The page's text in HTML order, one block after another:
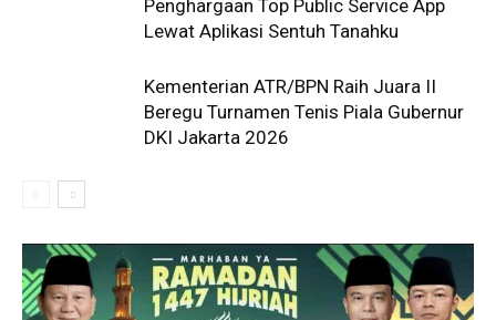
Penghargaan Top Public Service App
Lewat Aplikasi Sentuh Tanahku
Kementerian ATR/BPN Raih Juara II
Beregu Turnamen Tenis Piala Gubernur
DKI Jakarta 2026